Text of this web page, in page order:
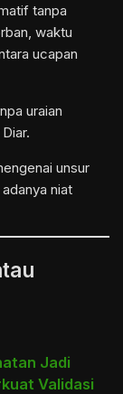
tanpa
waktu
ucapan
uraian
unsur
niat
Jadi
Validasi